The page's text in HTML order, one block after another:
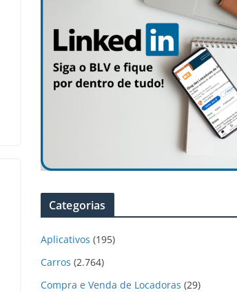
Categorias
Aplicativos (195)
Carros (2.764)
Compra e Venda de Locadoras (29)